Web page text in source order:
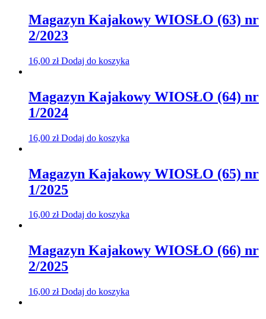
Magazyn Kajakowy WIOSŁO (63) nr
2/2023
16,00 zł Dodaj do koszyka
Magazyn Kajakowy WIOSŁO (64) nr
1/2024
16,00 zł Dodaj do koszyka
Magazyn Kajakowy WIOSŁO (65) nr
1/2025
16,00 zł Dodaj do koszyka
Magazyn Kajakowy WIOSŁO (66) nr
2/2025
16,00 zł Dodaj do koszyka